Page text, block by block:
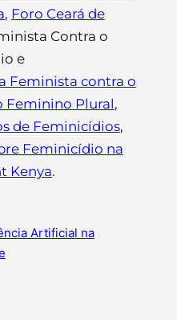
, Foro Ceará de
Contra o
e
Feminista contra o
Feminino Plural,
de Feminicídios,
Feminicídio na
Kenya.
Artificial na